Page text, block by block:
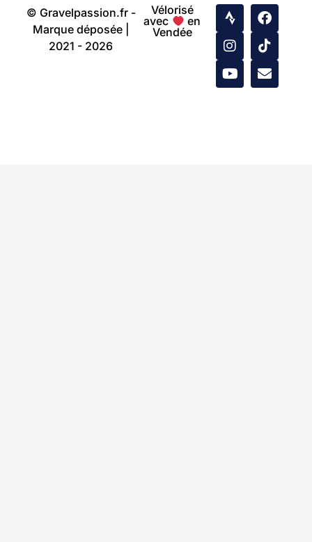
© Gravelpassion.fr -
Marque déposée |
2021 - 2026
Vélorisé
avec
en
Vendée